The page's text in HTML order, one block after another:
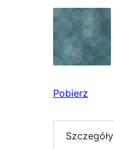
Pobierz
Szczegóły